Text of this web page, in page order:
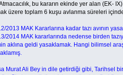
bu kararın ekinde yer alan (EK-
üzere toplam 6 kuşu avlanma süreleri
2013 MAK Kararlarına kadar tazı avının
2014 MAK kararlarında nedense birden
aklına geldi yasaklamak. Hangi bilimsel
Murat Ali Bey in dile getirdiği gibi, Tarihsel